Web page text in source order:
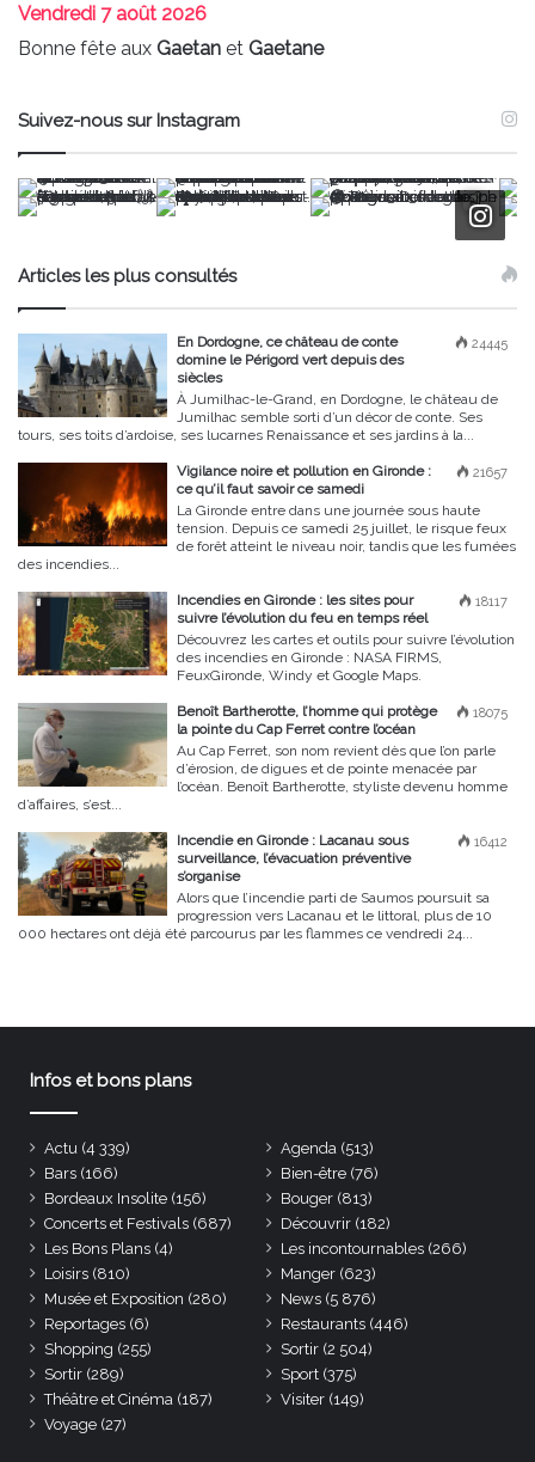
Vendredi 7 août 2026
Bonne fête aux Gaetan et Gaetane
Suivez-nous sur Instagram
Articles les plus consultés
24445
En Dordogne, ce château de conte
domine le Périgord vert depuis des
siècles
À Jumilhac-le-Grand, en Dordogne, le château de
Jumilhac semble sorti d’un décor de conte. Ses
tours, ses toits d’ardoise, ses lucarnes Renaissance et ses jardins à la...
21657
Vigilance noire et pollution en Gironde :
ce qu’il faut savoir ce samedi
La Gironde entre dans une journée sous haute
tension. Depuis ce samedi 25 juillet, le risque feux
de forêt atteint le niveau noir, tandis que les fumées
des incendies...
18117
Incendies en Gironde : les sites pour
suivre l’évolution du feu en temps réel
Découvrez les cartes et outils pour suivre l’évolution
des incendies en Gironde : NASA FIRMS,
FeuxGironde, Windy et Google Maps.
18075
Benoît Bartherotte, l’homme qui protège
la pointe du Cap Ferret contre l’océan
Au Cap Ferret, son nom revient dès que l’on parle
d’érosion, de digues et de pointe menacée par
l’océan. Benoît Bartherotte, styliste devenu homme
d’affaires, s’est...
16412
Incendie en Gironde : Lacanau sous
surveillance, l’évacuation préventive
s’organise
Alors que l’incendie parti de Saumos poursuit sa
progression vers Lacanau et le littoral, plus de 10
000 hectares ont déjà été parcourus par les flammes ce vendredi 24...
Infos et bons plans
Actu (4 339) Agenda (513)
Bars (166) Bien-être (76)
Bordeaux Insolite (156) Bouger (813)
Concerts et Festivals (687) Découvrir (182)
Les Bons Plans (4) Les incontournables (266)
Loisirs (810) Manger (623)
Musée et Exposition (280) News (5 876)
Reportages (6) Restaurants (446)
Shopping (255) Sortir (2 504)
Sortir (289) Sport (375)
Théâtre et Cinéma (187) Visiter (149)
Voyage (27)